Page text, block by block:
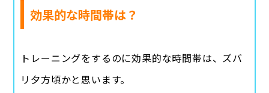
効果的な時間帯は？
トレーニングをするのに効果的な時間帯は、ズバ
リ夕方頃かと思います。